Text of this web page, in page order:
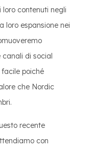
contenuti negli
loro espansione nei
canali di social
poiché
che Nordic
recente
con